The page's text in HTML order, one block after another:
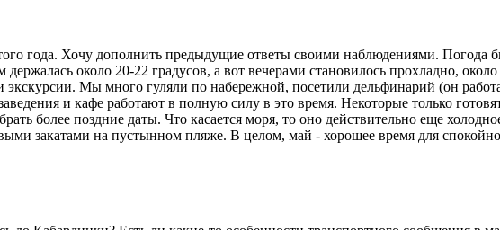
года. Хочу дополнить предыдущие ответы своими наблюдениями. Погода
около 20-22 градусов, а вот вечерами становилось прохладно,
Мы много гуляли по набережной, посетили дельфинарий (он
и кафе работают в полную силу в это время. Некоторые только
более поздние даты. Что касается моря, то оно действительно еще
закатами на пустынном пляже. В целом, май - хорошее время для